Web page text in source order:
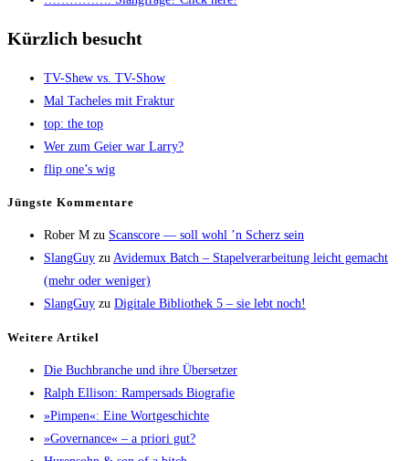
Kürzlich besucht
TV-Shew vs. TV-Show
Mal Tache­les mit Fraktur
top: the top
Wer zum Gei­er war Larry?
flip one’s wig
Jüngs­te Kommentare
Rober M zu Scans­core — soll wohl ’n Scherz sein
SlangGuy zu Avi­de­mux Batch – Sta­pel­ver­ar­bei­tung leicht gemacht
(mehr oder weniger)
SlangGuy zu Digi­ta­le Biblio­thek 5 – sie lebt noch!
Wei­te­re Artikel
Die Buch­bran­che und ihre Übersetzer
Ralph Elli­son: Ram­pers­ads Biografie
»Pim­pen«: Eine Wortgeschichte
»Gover­nan­ce« – a prio­ri gut?